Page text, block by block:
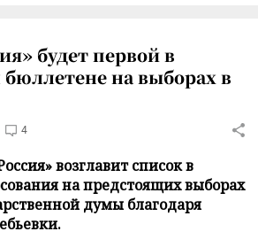
будет первой в
на выборах в
4
возглавит список в
на предстоящих выборах
думы благодаря